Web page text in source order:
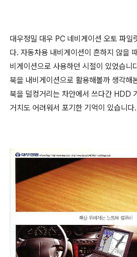
대우정밀 대우 PC 네비게이션 오토 파일
다. 자동차용 내비게이션이 흔하지 않을
비게이션으로 사용하던 시절이 있었습니
북을 내비게이션으로 활용해볼까 생각해
북을 덜컹거리는 차안에서 쓰다간 HDD
거치도 어려워서 포기한 기억이 있습니다.